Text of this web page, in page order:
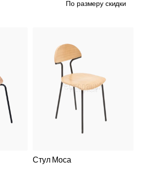
По размеру скидки
Стул Moca